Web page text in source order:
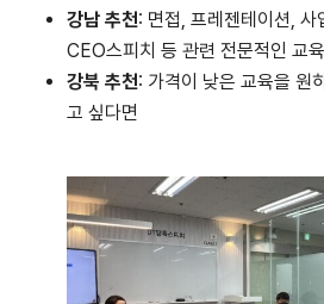
강남 추천: 면접, 프레젠테이션,
CEO스피치 등 관련 전문적인 교
강북 추천: 가격이 낮은 교육을 원
고 싶다면